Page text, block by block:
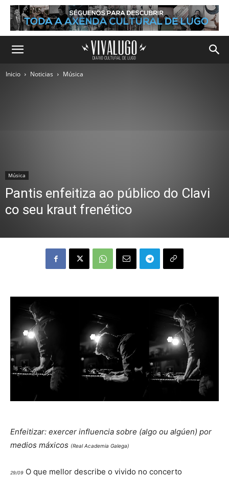
Inicio Noticias Música
Música
Pantis enfeitiza ao público do Clavi
co seu kraut frenético
Enfeitizar: exercer influencia sobre (algo ou algúen) por
medios máxicos (Real Academia Galega)
29/09 O que mellor describe o vivido no concerto